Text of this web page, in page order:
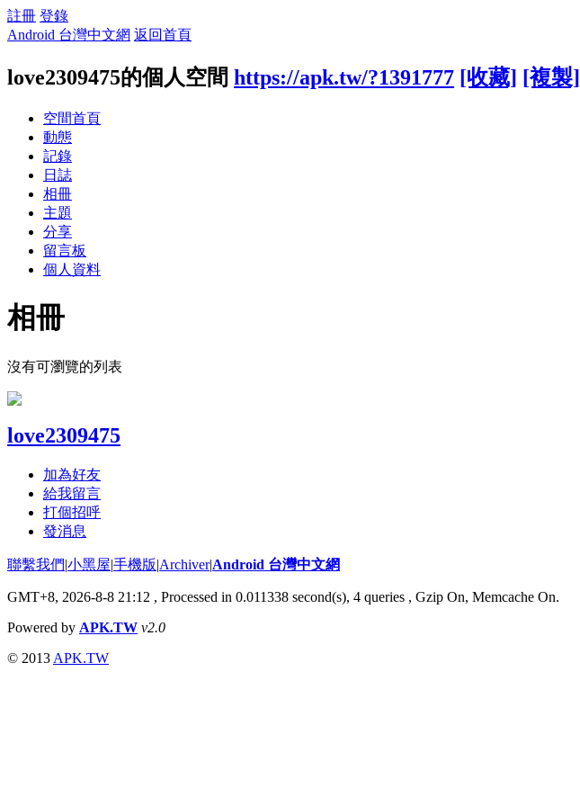
註冊 登錄
Android 台灣中文網 返回首頁
love2309475的個人空間 https://apk.tw/?1391777 [收藏] [複製]
空間首頁
動態
記錄
日誌
相冊
主題
分享
留言板
個人資料
相冊
沒有可瀏覽的列表
love2309475
加為好友
給我留言
打個招呼
發消息
聯繫我們|小黑屋|手機版|Archiver|Android 台灣中文網
GMT+8, 2026-8-8 21:12 , Processed in 0.011338 second(s), 4 queries , Gzip On, Memcache On.
Powered by APK.TW v2.0
© 2013 APK.TW